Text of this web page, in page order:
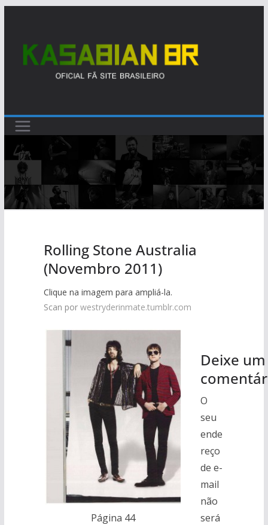
conteúdo
Rolling Stone Australia
(Novembro 2011)
Clique na imagem para ampliá-la.
Scan por westryderinmate.tumblr.com
Página 44
Deixe um
O
seu
ende
reço
de e-
mail
não
será